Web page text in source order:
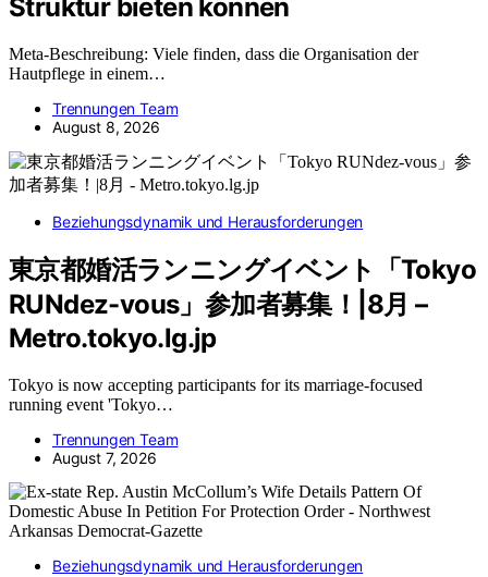
Struktur bieten können
Meta-Beschreibung: Viele finden, dass die Organisation der
Hautpflege in einem…
Trennungen Team
August 8, 2026
Beziehungsdynamik und Herausforderungen
東京都婚活ランニングイベント「Tokyo
RUNdez-vous」参加者募集！|8月 –
Metro.tokyo.lg.jp
Tokyo is now accepting participants for its marriage-focused
running event 'Tokyo…
Trennungen Team
August 7, 2026
Beziehungsdynamik und Herausforderungen